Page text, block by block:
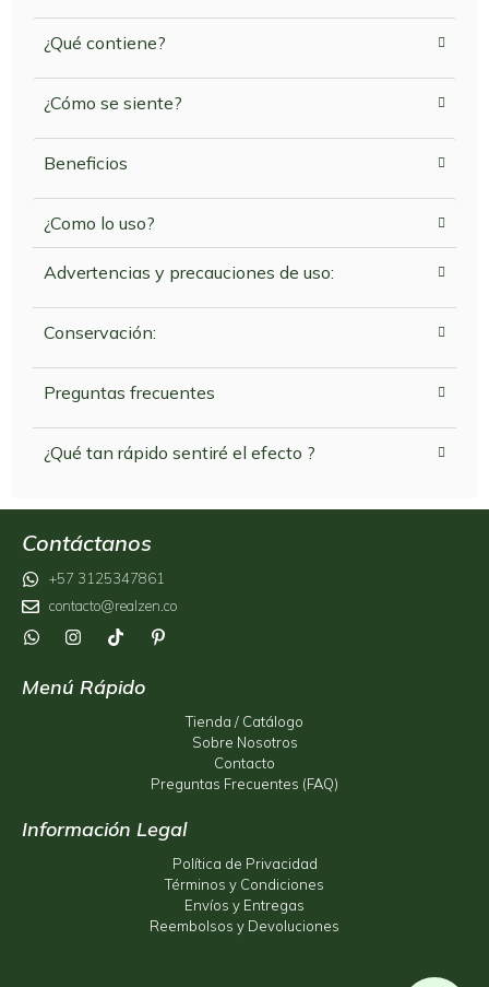
¿Qué contiene?
¿Cómo se siente?
Beneficios
¿Como lo uso?
Advertencias y precauciones de uso:
Conservación:
Preguntas frecuentes
¿Qué tan rápido sentiré el efecto ?
Contáctanos
+57 3125347861
contacto@realzen.co
Menú Rápido
Tienda / Catálogo
Sobre Nosotros
Contacto
Preguntas Frecuentes (FAQ)
Información Legal
Política de Privacidad
Términos y Condiciones
Envíos y Entregas
Reembolsos y Devoluciones